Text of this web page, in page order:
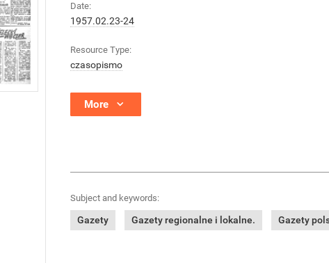
Date:
1957.02.23-24
Resource Type:
czasopismo
More
Subject and keywords:
Gazety Gazety regionalne i lokalne. Gazety